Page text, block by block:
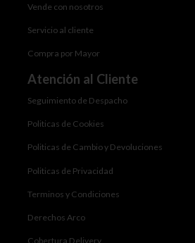
Vende con nosotros
Servicio al cliente
Compra por Mayor
Atención al Cliente
Seguimiento de Despacho
Politicas de Cookies
Politicas de Cambio y Devoluciones
Politicas de Privacidad
Terminos y Condiciones
Derechos Arco
Cobertura Delivery